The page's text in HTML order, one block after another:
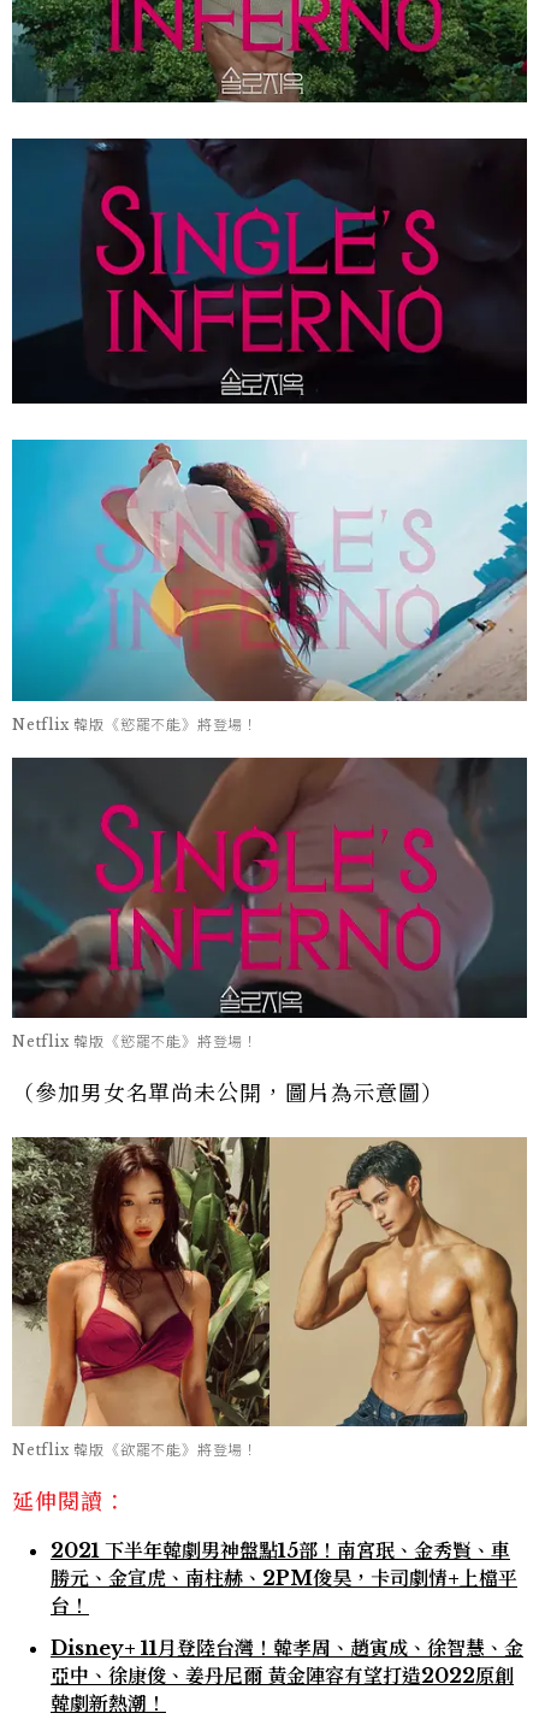
Netflix 韓版《慾罷不能》將登場！
Netflix 韓版《慾罷不能》將登場！
（參加男女名單尚未公開，圖片為示意圖）
Netflix 韓版《欲罷不能》將登場！
延伸閱讀：
2021 下半年韓劇男神盤點15部！南宮珉、金秀賢、車
勝元、金宣虎、南柱赫、2PM俊昊，卡司劇情+上檔平
台！
Disney+ 11月登陸台灣！韓孝周、趙寅成、徐智慧、金
亞中、徐康俊、姜丹尼爾 黃金陣容有望打造2022原創
韓劇新熱潮！